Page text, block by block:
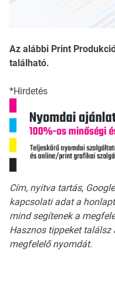
Az alábbi Print
található.
*Hirdetés
Cím, nyitva tartás,
kapcsolati adat a
mind segítenek a
Hasznos tippeket
megfelelő nyomdát.